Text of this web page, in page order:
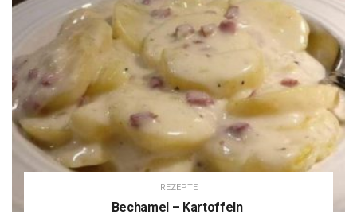
REZEPTE
Bechamel – Kartoffeln